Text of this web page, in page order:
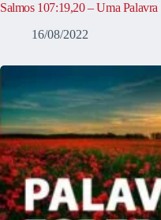
Salmos 107:19,20 – Uma Palavra
16/08/2022